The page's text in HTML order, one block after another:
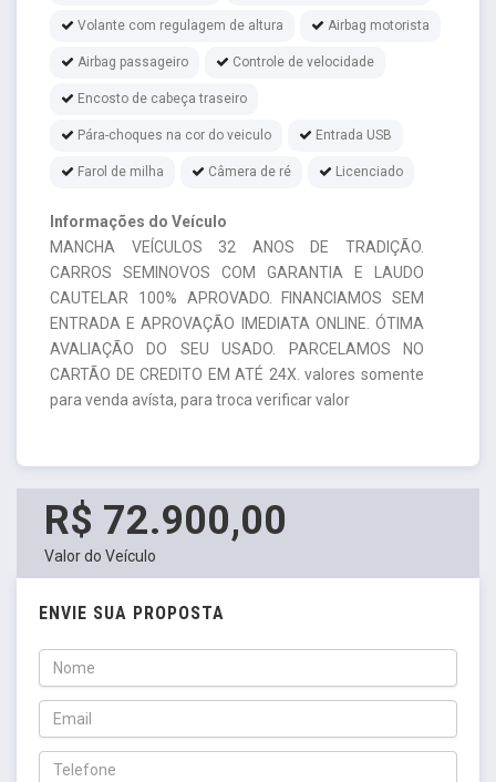
Volante com regulagem de altura Airbag motorista
Airbag passageiro Controle de velocidade
Encosto de cabeça traseiro
Pára-choques na cor do veiculo Entrada USB
Farol de milha Câmera de ré Licenciado
Informações do Veículo
MANCHA VEÍCULOS 32 ANOS DE TRADIÇÃO.
CARROS SEMINOVOS COM GARANTIA E LAUDO
CAUTELAR 100% APROVADO. FINANCIAMOS SEM
ENTRADA E APROVAÇÃO IMEDIATA ONLINE. ÓTIMA
AVALIAÇÃO DO SEU USADO. PARCELAMOS NO
CARTÃO DE CREDITO EM ATÉ 24X. valores somente
para venda avísta, para troca verificar valor
R$ 72.900,00
Valor do Veículo
ENVIE SUA PROPOSTA